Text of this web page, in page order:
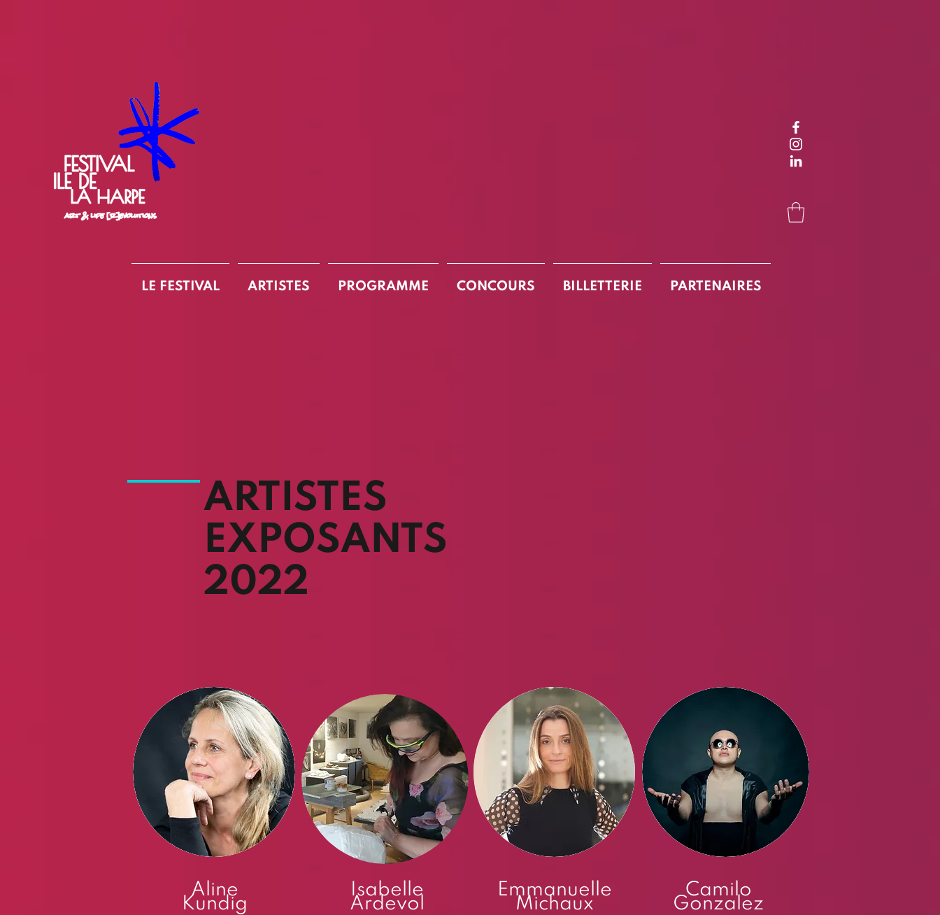
LE FESTIVAL ARTISTES PROGRAMME CONCOURS BILLETTERIE PARTENAIRES
ARTISTES
EXPOSANTS
2022
Aline
Kundig
Isabelle
Ardevol
Emmanuelle
Michaux
Camilo
Gonzalez